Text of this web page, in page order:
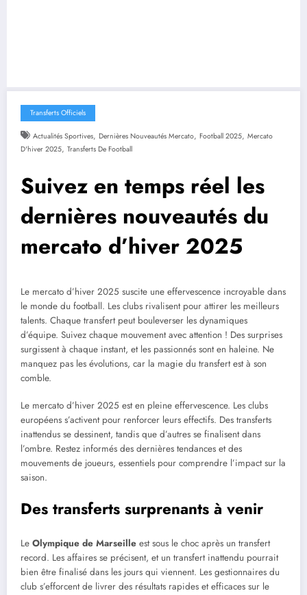
Transferts Officiels
Actualités Sportives, Dernières Nouveautés Mercato, Football 2025, Mercato
D'hiver 2025, Transferts De Football
Suivez en temps réel les
dernières nouveautés du
mercato d’hiver 2025
Le mercato d’hiver 2025 suscite une effervescence incroyable dans
le monde du football. Les clubs rivalisent pour attirer les meilleurs
talents. Chaque transfert peut bouleverser les dynamiques
d’équipe. Suivez chaque mouvement avec attention ! Des surprises
surgissent à chaque instant, et les passionnés sont en haleine. Ne
manquez pas les évolutions, car la magie du transfert est à son
comble.
Le mercato d’hiver 2025 est en pleine effervescence. Les clubs
européens s’activent pour renforcer leurs effectifs. Des transferts
inattendus se dessinent, tandis que d’autres se finalisent dans
l’ombre. Restez informés des dernières tendances et des
mouvements de joueurs, essentiels pour comprendre l’impact sur la
saison.
Des transferts surprenants à venir
Le Olympique de Marseille est sous le choc après un transfert
record. Les affaires se précisent, et un transfert inattendu pourrait
bien être finalisé dans les jours qui viennent. Les gestionnaires du
club s’efforcent de livrer des résultats rapides et efficaces sur le